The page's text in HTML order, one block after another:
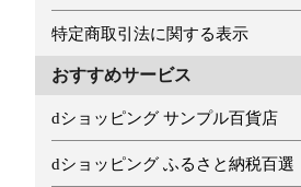
特定商取引法に関する表示
おすすめサービス
dショッピング サンプル百貨店
dショッピング ふるさと納税百選